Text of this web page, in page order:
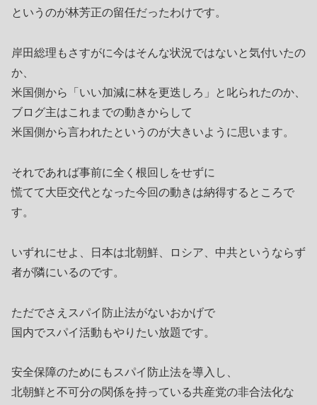
というのが林芳正の留任だったわけです。
岸田総理もさすがに今はそんな状況ではないと気付いたの
か、
米国側から「いい加減に林を更迭しろ」と叱られたのか、
ブログ主はこれまでの動きからして
米国側から言われたというのが大きいように思います。
それであれば事前に全く根回しをせずに
慌てて大臣交代となった今回の動きは納得するところで
す。
いずれにせよ、日本は北朝鮮、ロシア、中共というならず
者が隣にいるのです。
ただでさえスパイ防止法がないおかげで
国内でスパイ活動もやりたい放題です。
安全保障のためにもスパイ防止法を導入し、
北朝鮮と不可分の関係を持っている共産党の非合法化な